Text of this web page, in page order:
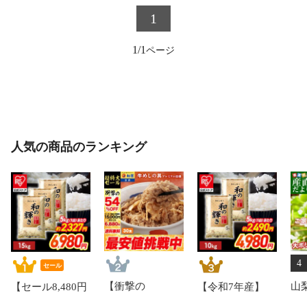
1
1/1
人気の商品のランキング
セール
【セール8,480円
【衝撃の
【令和7年産】
4
山